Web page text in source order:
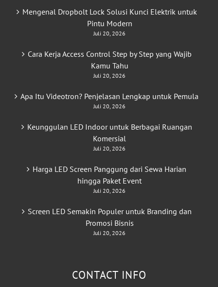
Mengenal Dropbolt Lock Solusi Kunci Elektrik untuk
Pintu Modern
Juli 20, 2026
Cara Kerja Access Control Step by Step yang Wajib
Kamu Tahu
Juli 20, 2026
Apa Itu Videotron? Penjelasan Lengkap untuk Pemula
Juli 20, 2026
Keunggulan LED Indoor untuk Berbagai Ruangan
Komersial
Juli 20, 2026
Harga LED Screen Panggung dari Sewa Harian
hingga Paket Event
Juli 20, 2026
Screen LED Semakin Populer untuk Branding dan
Promosi Bisnis
Juli 20, 2026
CONTACT INFO